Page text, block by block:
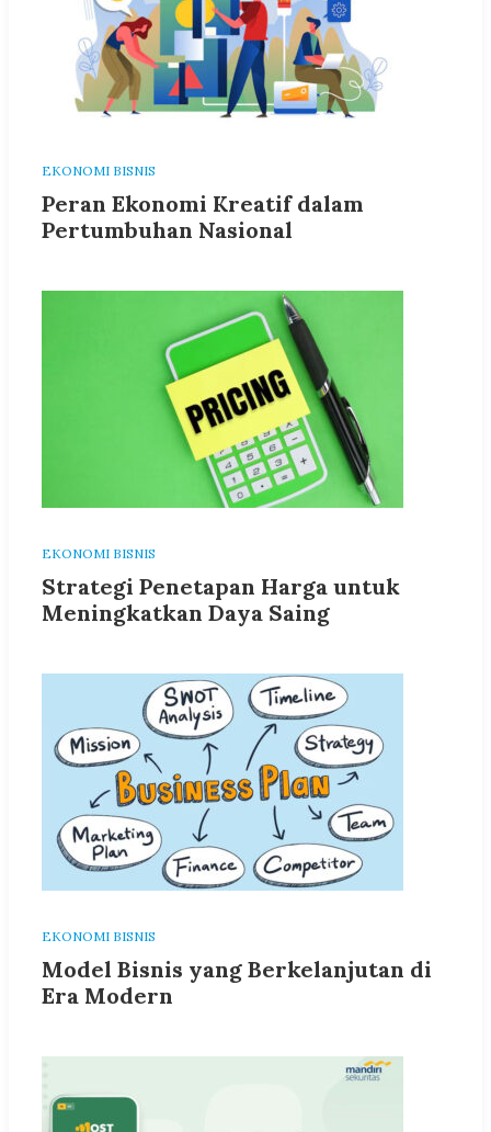
EKONOMI BISNIS
Peran Ekonomi Kreatif dalam
Pertumbuhan Nasional
EKONOMI BISNIS
Strategi Penetapan Harga untuk
Meningkatkan Daya Saing
EKONOMI BISNIS
Model Bisnis yang Berkelanjutan di
Era Modern